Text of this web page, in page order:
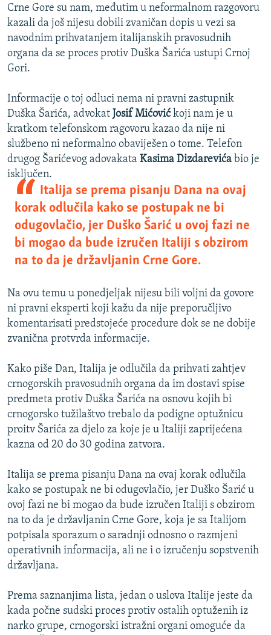
Crne Gore su nam, međutim u neformalnom razgovoru
kazali da još nijesu dobili zvaničan dopis u vezi sa
navodnim prihvatanjem italijanskih pravosudnih
organa da se proces protiv Duška Šarića ustupi Crnoj
Gori.
Informacije o toj odluci nema ni pravni zastupnik
Duška Šarića, advokat Josif Mićovićkoji nam je u
kratkom telefonskom ragovoru kazao da nije ni
službeno ni neformalno obaviješen o tome. Telefon
drugog Šarićevog adovakata Kasima Dizdarevića bio je
isključen.
Italija se prema pisanju Dana na ovaj
korak odlučila kako se postupak ne bi
odugovlačio, jer Duško Šarić u ovoj fazi ne
bi mogao da bude izručen Italiji s obzirom
na to da je državljanin Crne Gore.
Na ovu temu u ponedjeljak nijesu bili voljni da govore
ni pravni eksperti koji kažu da nije preporučljivo
komentarisati predstojeće procedure dok se ne dobije
zvanična protvrda informacije.
Kako piše Dan, Italija je odlučila da prihvati zahtjev
crnogorskih pravosudnih organa da im dostavi spise
predmeta protiv Duška Šarića na osnovu kojih bi
crnogorsko tužilaštvo trebalo da podigne optužnicu
proitv Šarića za djelo za koje je u Italiji zaprijećena
kazna od 20 do 30 godina zatvora.
Italija se prema pisanju Dana na ovaj korak odlučila
kako se postupak ne bi odugovlačio, jer Duško Šarić u
ovoj fazi ne bi mogao da bude izručen Italiji s obzirom
na to da je državljanin Crne Gore, koja je sa Italijom
potpisala sporazum o saradnji odnosno o razmjeni
operativnih informacija, ali ne i o izručenju sopstvenih
državljana.
Prema saznanjima lista, jedan o uslova Italije jeste da
kada počne sudski proces protiv ostalih optuženih iz
narko grupe, crnogorski istražni organi omoguće da